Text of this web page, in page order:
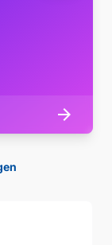
arrow_forward